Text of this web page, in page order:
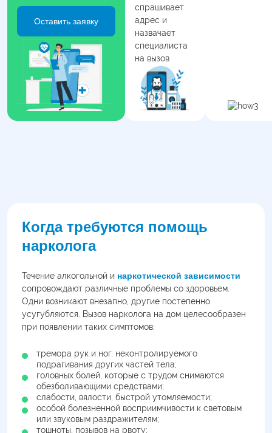
Оставить заявку
спрашивает
адрес и
назвачает
специалиста
на вызов
Когда требуются помощь
нарколога
Течение алкогольной и наркотической зависимости
сопровождают различные проблемы со здоровьем.
Одни возникают внезапно, другие постепенно
усугубляются. Вызов нарколога на дом целесообразен
при появлении таких симптомов:
тремора рук и ног, неконтролируемого
подрагивания других частей тела;
головных болей, которые с трудом снимаются
обезболивающими средствами;
слабости, вялости, быстрой утомляемости;
особой болезненной восприимчивости к световым
или звуковым раздражителям;
тошноты, позывов на рвоту;